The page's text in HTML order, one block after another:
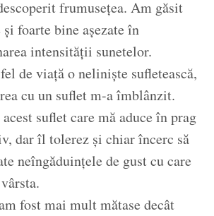
frumusețea. Am găsit
foarte bine așezate în
intensității sunetelor.
de viață o neliniște sufletească,
cu un suflet m-a îmblânzit.
suflet care mă aduce în prag
dar îl tolerez și chiar încerc să
neîngăduințele de gust cu care
fost mai mult mătase decât